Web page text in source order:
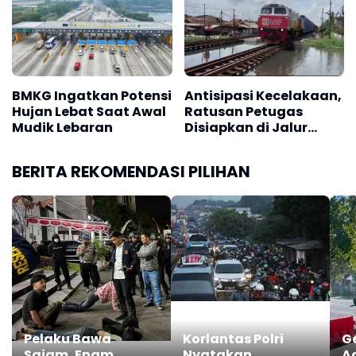
BMKG Ingatkan Potensi
Hujan Lebat Saat Awal
Mudik Lebaran
Antisipasi Kecelakaan,
Ratusan Petugas
Disiapkan di Jalur
BERITA REKOMENDASI PILIHAN
Pelaku Bawa
Korlantas Polri